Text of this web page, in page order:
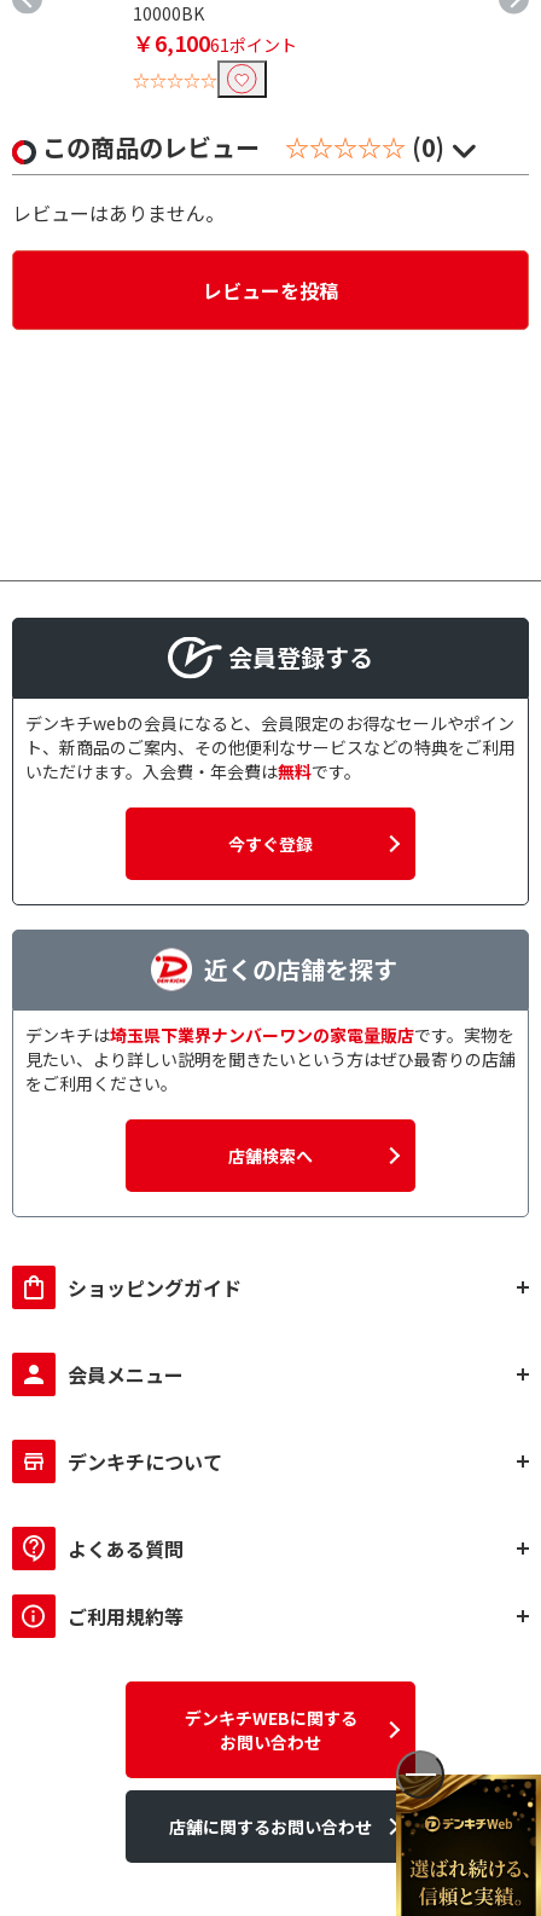
10000BK
￥6,10061ポイント
☆☆☆☆☆
この商品のレビュー ☆☆☆☆☆ (0)
レビューはありません。
レビューを投稿
会員登録する
デンキチwebの会員になると、会員限定のお得なセールやポイン
ト、新商品のご案内、その他便利なサービスなどの特典をご利用
いただけます。入会費・年会費は無料です。
今すぐ登録
近くの店舗を探す
デンキチは埼玉県下業界ナンバーワンの家電量販店です。実物を
見たい、より詳しい説明を聞きたいという方はぜひ最寄りの店舗
をご利用ください。
店舗検索へ
ショッピングガイド
会員メニュー
デンキチについて
よくある質問
ご利用規約等
デンキチWEBに関する
お問い合わせ
店舗に関するお問い合わせ